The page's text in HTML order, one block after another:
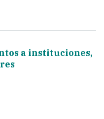
a instituciones,